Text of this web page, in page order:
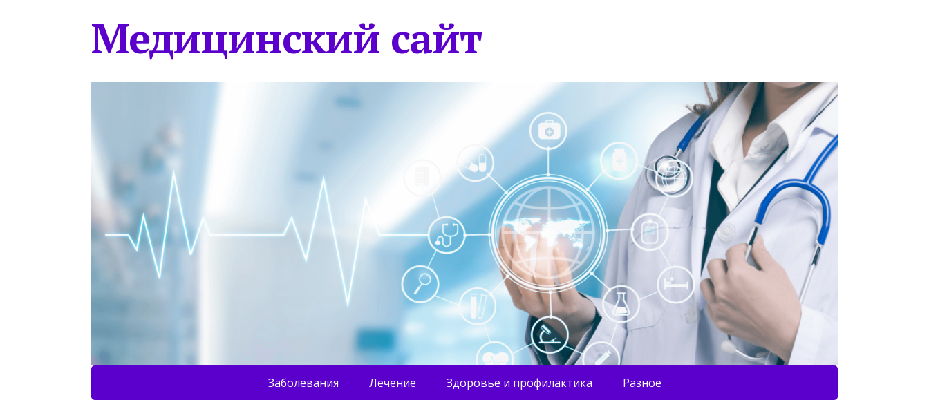
Медицинский сайт
Заболевания Лечение Здоровье и профилактика Разное